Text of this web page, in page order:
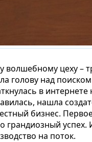
волшебному цеху –
голову над
в
нашла
бизнес.
грандиозный успех.
на поток.